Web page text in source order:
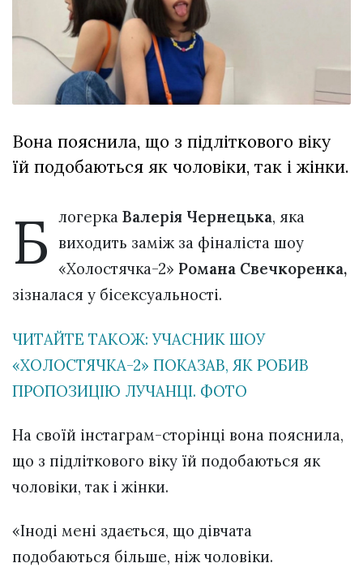
XIX
Спартакіада
VolWe...
29 Липня 2026
563 переглядів
Всі розділи
Лайф
Афіша
Контакти
Політика конфіденційності
Вона пояснила, що з підліткового віку
їй подобаються як чоловіки, так і жінки.
Б логеркаВалерія Чернецька, яка
виходить заміж за фіналіста шоу
«Холостячка-2» Романа Свечкоренка,
зізналася у бісексуальності.
ЧИТАЙТЕ ТАКОЖ: УЧАСНИК ШОУ
«ХОЛОСТЯЧКА-2» ПОКАЗАВ, ЯК РОБИВ
ПРОПОЗИЦІЮ ЛУЧАНЦІ. ФОТО
На своїй інстаграм-сторінці вона пояснила,
що з підліткового віку їй подобаються як
чоловіки, так і жінки.
«Іноді мені здається, що дівчата
подобаються більше, ніж чоловіки.